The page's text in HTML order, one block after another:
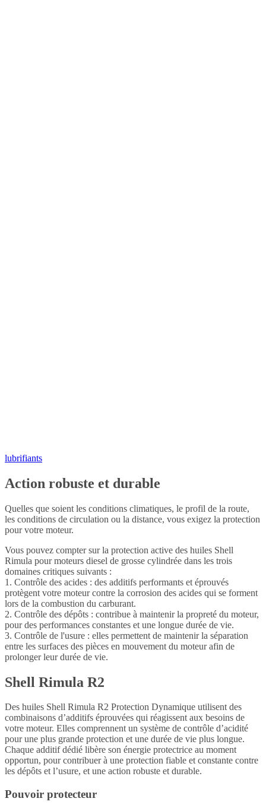
lubrifiants
Action robuste et durable
Quelles que soient les conditions climatiques, le profil de la route,
les conditions de circulation ou la distance, vous exigez la protection
pour votre moteur.
Vous pouvez compter sur la protection active des huiles Shell
Rimula pour moteurs diesel de grosse cylindrée dans les trois
domaines critiques suivants :
1. Contrôle des acides : des additifs performants et éprouvés
protègent votre moteur contre la corrosion des acides qui se forment
lors de la combustion du carburant.
2. Contrôle des dépôts : contribue à maintenir la propreté du moteur,
pour des performances constantes et une longue durée de vie.
3. Contrôle de l'usure : elles permettent de maintenir la séparation
entre les surfaces des pièces en mouvement du moteur afin de
prolonger leur durée de vie.
Shell Rimula R2
Des huiles Shell Rimula R2 Protection Dynamique utilisent des
combinaisons d’additifs éprouvées qui réagissent aux besoins de
votre moteur. Elles comprennent un système de contrôle d’acidité
pour une plus grande protection et une durée de vie plus longue.
Chaque additif dédié libère son énergie protectrice au moment
opportun, pour contribuer à une protection fiable et constante contre
les dépôts et l’usure, et une action robuste et durable.
Pouvoir protecteur